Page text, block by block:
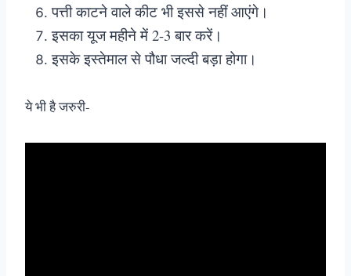
पत्ती काटने वाले कीट भी इससे नहीं आएंगे।
इसका यूज महीने में 2-3 बार करें।
इसके इस्तेमाल से पौधा जल्दी बड़ा होगा।
ये भी है जरुरी-